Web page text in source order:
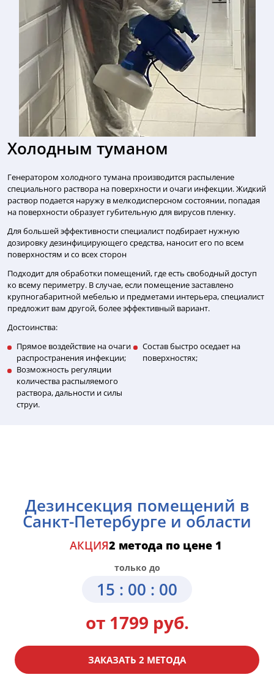
Холодным туманом
Генератором холодного тумана производится распыление
специального раствора на поверхности и очаги инфекции. Жидкий
раствор подается наружу в мелкодисперсном состоянии, попадая
на поверхности образует губительную для вирусов пленку.
Для большей эффективности специалист подбирает нужную
дозировку дезинфицирующего средства, наносит его по всем
поверхностям и со всех сторон
Подходит для обработки помещений, где есть свободный доступ
ко всему периметру. В случае, если помещение заставлено
крупногабаритной мебелью и предметами интерьера, специалист
предложит вам другой, более эффективный вариант.
Достоинства:
Прямое воздействие на очаги
распространения инфекции;
Состав быстро оседает на
поверхностях;
Возможность регуляции
количества распыляемого
раствора, дальности и силы
струи.
Дезинсекция помещений в
Санкт-Петербурге и области
АКЦИЯ2 метода по цене 1
только до
15 : 00 : 00
от 1799 руб.
ЗАКАЗАТЬ 2 МЕТОДА